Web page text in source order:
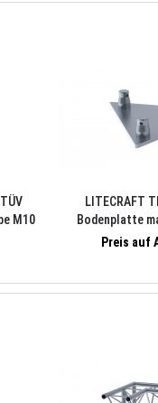
M10
LITECRAFT
Bodenplatte
275x5mm,Preis auf